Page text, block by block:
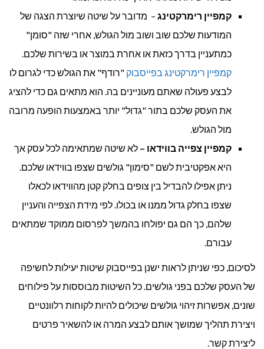
קמפיין רימרקטינג – מדובר על שיטה שיוצרת הצגה של
המודעות שלכם שוב ושוב מול הגולש, אחרי שזה "סומן"
כמתעניין בדרך כזאת או אחרת במוצר או בשירות שלכם.
קמפיין רימרקטינג בפייסבוק "רודף" את הגולש כדי לגרום לו
לבצע פעולה שאתם מעוניינים בה. הוא מתאים גם כדי להציג
את העסק שלכם בתור "גדול" יותר באמצעות הופעה מרובה
מול הגולש.
קמפיין צפייה בווידאו – לא שיטה שמתאימה לכל עסק אך
היא אפקטיבית לשם "סימון" גולשים שצפו בווידאו שלכם.
ניתן אפילו להבדיל בין צופים בחלק קטן מהווידאו לכאלו
שצפו בחלק גדול ממנו או בכולו. לפי מידת הצפייה והעניין
שלהם, כך הם גם יפולחו בהמשך לפרסום ממוקד שמתאים
עבורם.
לסיכום, כפי שניתן לראות ישנן בפייסבוק שיטות יעילות לחשיפה
של העסק שלכם בפני גולשים. כל השיטות מבוססות על פילוחים
שונים, אפשרות זיהוי גולשים שיכולים להיות לקוחות רלוונטיים
ויצירת תהליך שמושך אותם לבצע המרה או להשאיר פרטים
ליצירת קשר.